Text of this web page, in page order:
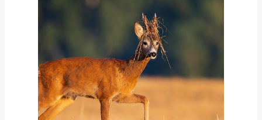
Олений парк. Липецк
от20 808 ₽
Добавить в вишлист